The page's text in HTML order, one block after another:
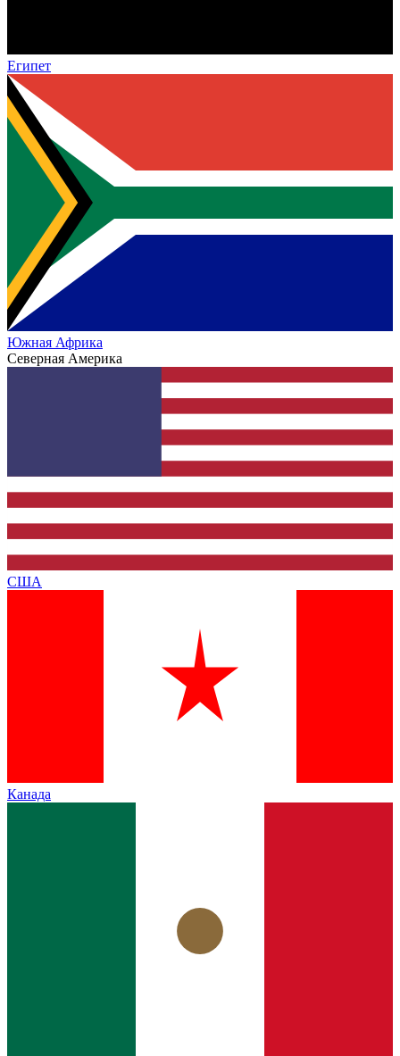
Египет
Южная Африка
Северная Америка
США
Канада